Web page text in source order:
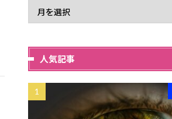
人気記事